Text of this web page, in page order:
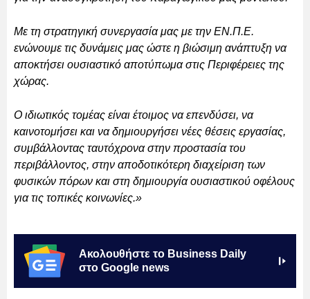
Με τη στρατηγική συνεργασία μας με την ΕΝ.Π.Ε.
ενώνουμε τις δυνάμεις μας ώστε η βιώσιμη ανάπτυξη να
αποκτήσει ουσιαστικό αποτύπωμα στις Περιφέρειες της
χώρας.
Ο ιδιωτικός τομέας είναι έτοιμος να επενδύσει, να
καινοτομήσει και να δημιουργήσει νέες θέσεις εργασίας,
συμβάλλοντας ταυτόχρονα στην προστασία του
περιβάλλοντος, στην αποδοτικότερη διαχείριση των
φυσικών πόρων και στη δημιουργία ουσιαστικού οφέλους
για τις τοπικές κοινωνίες.»
Ακολουθήστε το Business Daily
στο Google news